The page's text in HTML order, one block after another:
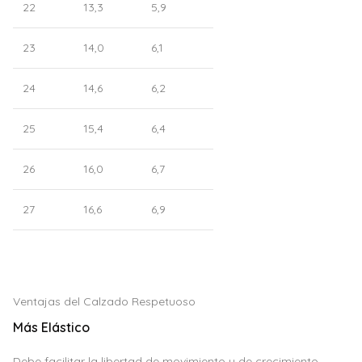
22 13,3 5,9
23 14,0 6,1
24 14,6 6,2
25 15,4 6,4
26 16,0 6,7
27 16,6 6,9
Ventajas del Calzado Respetuoso
Más Elástico